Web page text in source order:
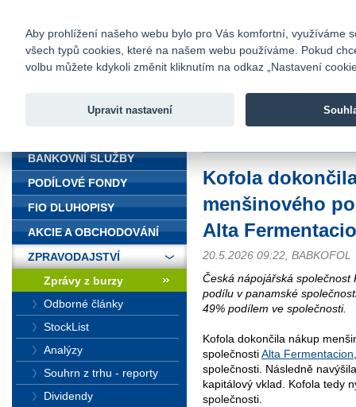
Fio banka
Fio banka
Kofola
menšinového
Alta
20.5.2026 09:22, BABKOFOL
Česká nápojářská společnost
podílu v panamské
49% podílem ve společnosti.
Kofola dokončila nákup
společnostiAlta Fermentacion
společnosti. Následně
kapitálový vklad. Kofola tedy
společnosti.
BANKOVNÍ SLUŽBY
PODÍLOVÉ FONDY
FIO DLUHOPISY
AKCIE A OBCHODOVÁNÍ
ZPRAVODAJSTVÍ
Zprávy z burzy
Odborné články
StockList
Analýzy
Souhrn z trhu - reporty
Dividendy
Aby prohlížení našeho webu bylo pro Vás komfortní, využíváme
všech typů cookies, které na našem webu používáme. Pokud
volbu můžete kdykoli změnit kliknutím na odkaz „Nastavení
Upravit nastavení